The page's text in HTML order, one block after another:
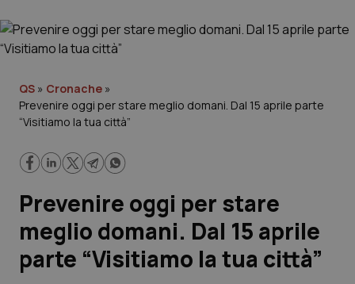
Governo e Parlamento
Regioni e Asl
Lavoro e Professioni
Scienza e Farmaci
Studi e Analisi
QS » Cronache »
Prevenire oggi per stare meglio domani. Dal 15 aprile parte
“Visitiamo la tua città”
Prevenire oggi per stare
meglio domani. Dal 15 aprile
parte “Visitiamo la tua città”